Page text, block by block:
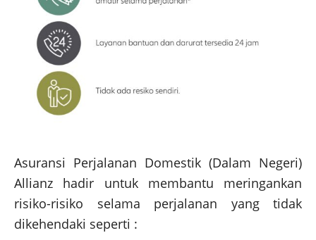
Asuransi Perjalanan Domestik (Dalam Negeri)
Allianz hadir untuk membantu meringankan
risiko-risiko selama perjalanan yang tidak
dikehendaki seperti :